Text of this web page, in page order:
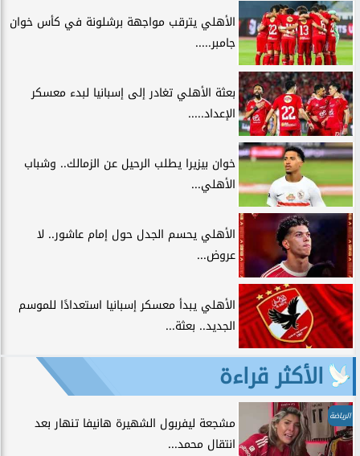
الأهلي يترقب مواجهة برشلونة في كأس خوان
جامبر.....
بعثة الأهلي تغادر إلى إسبانيا لبدء معسكر
الإعداد.....
خوان بيزيرا يطلب الرحيل عن الزمالك.. وشباب
الأهلي...
الأهلي يحسم الجدل حول إمام عاشور.. لا
عروض...
الأهلي يبدأ معسكر إسبانيا استعدادًا للموسم
الجديد.. بعثة...
الأكثر قراءة
الرياضة
مشجعة ليفربول الشهيرة هانيفا تنهار بعد
انتقال محمد...